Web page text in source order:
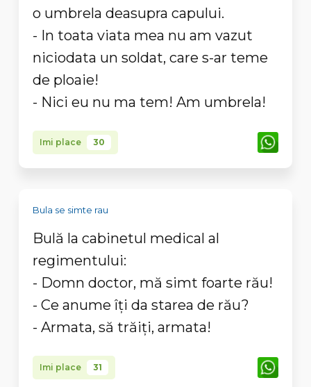
o umbrela deasupra capului.
- In toata viata mea nu am vazut
niciodata un soldat, care s-ar teme
de ploaie!
- Nici eu nu ma tem! Am umbrela!
Imi place 30
Bula se simte rau
Bulă la cabinetul medical al
regimentului:
- Domn doctor, mă simt foarte rău!
- Ce anume îți da starea de rău?
- Armata, să trăiți, armata!
Imi place 31